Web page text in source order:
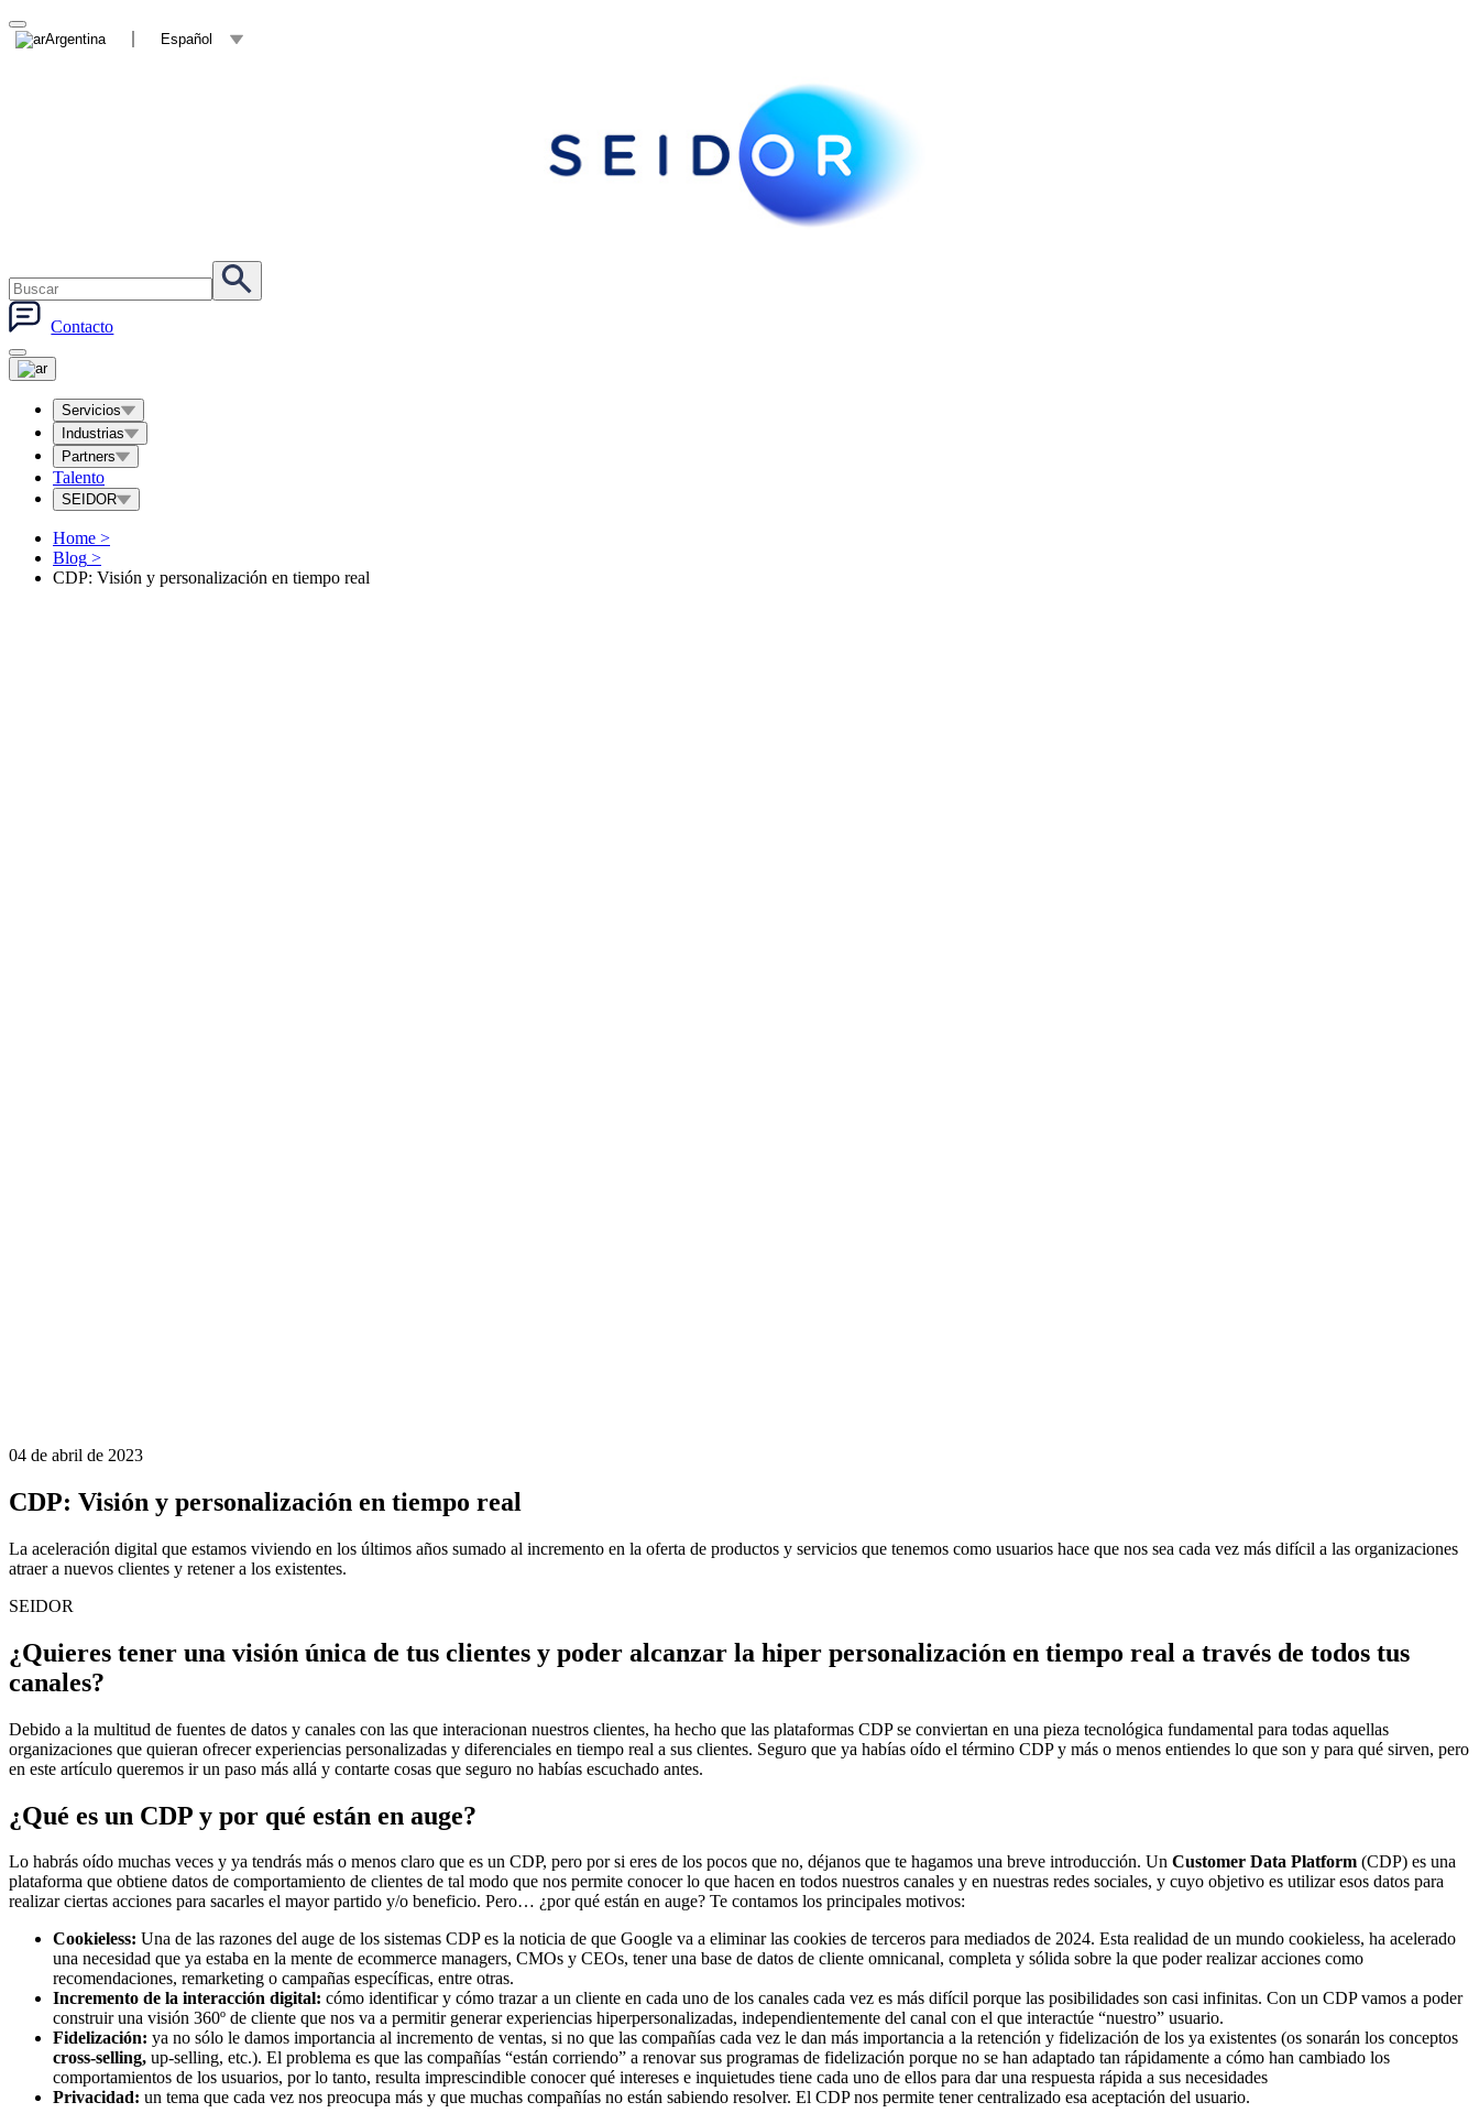
Argentina Español
Contacto
Servicios
Industrias
Partners
Talento
SEIDOR
Home >
Blog >
CDP: Visión y personalización en tiempo real
04 de abril de 2023
CDP: Visión y personalización en tiempo real
La aceleración digital que estamos viviendo en los últimos años sumado al incremento en la oferta de productos y servicios que tenemos como usuarios hace que nos sea cada vez más difícil a las organizaciones
atraer a nuevos clientes y retener a los existentes.
SEIDOR
¿Quieres tener una visión única de tus clientes y poder alcanzar la hiper personalización en tiempo real a través de todos tus
canales?
Debido a la multitud de fuentes de datos y canales con las que interacionan nuestros clientes, ha hecho que las plataformas CDP se conviertan en una pieza tecnológica fundamental para todas aquellas
organizaciones que quieran ofrecer experiencias personalizadas y diferenciales en tiempo real a sus clientes. Seguro que ya habías oído el término CDP y más o menos entiendes lo que son y para qué sirven, pero
en este artículo queremos ir un paso más allá y contarte cosas que seguro no habías escuchado antes.
¿Qué es un CDP y por qué están en auge?
Lo habrás oído muchas veces y ya tendrás más o menos claro que es un CDP, pero por si eres de los pocos que no, déjanos que te hagamos una breve introducción. Un Customer Data Platform (CDP) es una
plataforma que obtiene datos de comportamiento de clientes de tal modo que nos permite conocer lo que hacen en todos nuestros canales y en nuestras redes sociales, y cuyo objetivo es utilizar esos datos para
realizar ciertas acciones para sacarles el mayor partido y/o beneficio. Pero… ¿por qué están en auge? Te contamos los principales motivos:
Cookieless: Una de las razones del auge de los sistemas CDP es la noticia de que Google va a eliminar las cookies de terceros para mediados de 2024. Esta realidad de un mundo cookieless, ha acelerado
una necesidad que ya estaba en la mente de ecommerce managers, CMOs y CEOs, tener una base de datos de cliente omnicanal, completa y sólida sobre la que poder realizar acciones como
recomendaciones, remarketing o campañas específicas, entre otras.
Incremento de la interacción digital: cómo identificar y cómo trazar a un cliente en cada uno de los canales cada vez es más difícil porque las posibilidades son casi infinitas. Con un CDP vamos a poder
construir una visión 360º de cliente que nos va a permitir generar experiencias hiperpersonalizadas, independientemente del canal con el que interactúe “nuestro” usuario.
Fidelización: ya no sólo le damos importancia al incremento de ventas, si no que las compañías cada vez le dan más importancia a la retención y fidelización de los ya existentes (os sonarán los conceptos
cross-selling, up-selling, etc.). El problema es que las compañías “están corriendo” a renovar sus programas de fidelización porque no se han adaptado tan rápidamente a cómo han cambiado los
comportamientos de los usuarios, por lo tanto, resulta imprescindible conocer qué intereses e inquietudes tiene cada uno de ellos para dar una respuesta rápida a sus necesidades
Privacidad: un tema que cada vez nos preocupa más y que muchas compañías no están sabiendo resolver. El CDP nos permite tener centralizado esa aceptación del usuario.